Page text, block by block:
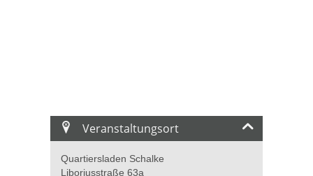
Veranstaltungsort
Quartiersladen Schalke
Liboriusstraße 63a